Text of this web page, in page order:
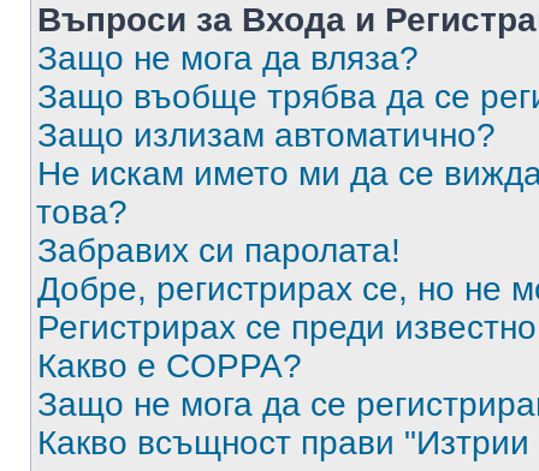
Въпроси за Входа и
Защо не мога да вляза?
Защо въобще трябва да се
Защо излизам автоматично?
Не искам името ми да се
това?
Забравих си паролата!
Добре, регистрирах се, но не
Регистрирах се преди
Какво е COPPA?
Защо не мога да се
Какво всъщност прави "Изтрии